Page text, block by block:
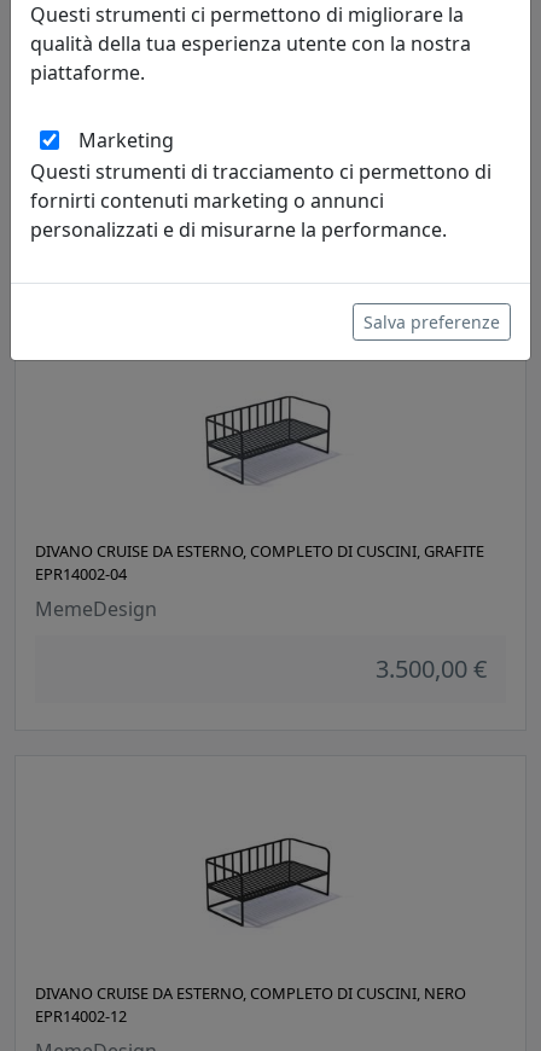
EPR14002-06
MemeDesign
3.500,00 €
DIVANO CRUISE DA ESTERNO, COMPLETO DI CUSCINI, GRAFITE
EPR14002-04
MemeDesign
3.500,00 €
DIVANO CRUISE DA ESTERNO, COMPLETO DI CUSCINI, NERO
EPR14002-12
Questi strumenti ci permettono di migliorare la
qualità della tua esperienza utente con la nostra
piattaforme.
Marketing
Questi strumenti di tracciamento ci permettono di
fornirti contenuti marketing o annunci
personalizzati e di misurarne la performance.
Salva preferenze